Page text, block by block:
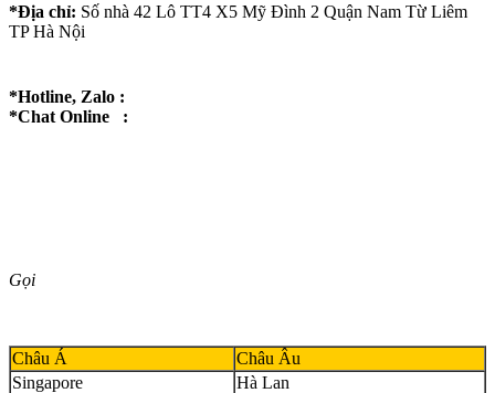
*Địa chỉ: Số nhà 42 Lô TT4 X5 Mỹ Đình 2 Quận Nam Từ Liêm
TP Hà Nội
*Hotline, Zalo :
*Chat Online :
Gọi
Châu Á
Châu Âu
Singapore
Hà Lan